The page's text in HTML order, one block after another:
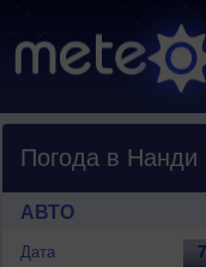
Погода в Нанди
АВТО
Дата